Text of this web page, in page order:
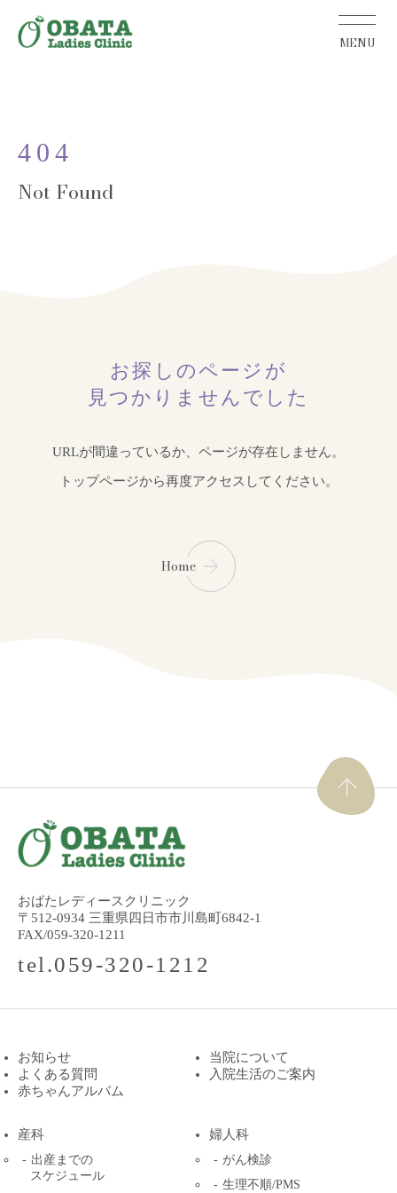
404
お探しのページが
見つかりませんでした
URLが間違っているか、ページが存在しません。
トップページから再度アクセスしてください。
Home
おばたレディースクリニック
〒512-0934 三重県四日市市川島町6842-1
FAX/059-320-1211
tel.059-320-1212
お知らせ
当院について
よくある質問
入院生活のご案内
赤ちゃんアルバム
産科
出産までの
スケジュール
婦人科
がん検診
生理不順/PMS